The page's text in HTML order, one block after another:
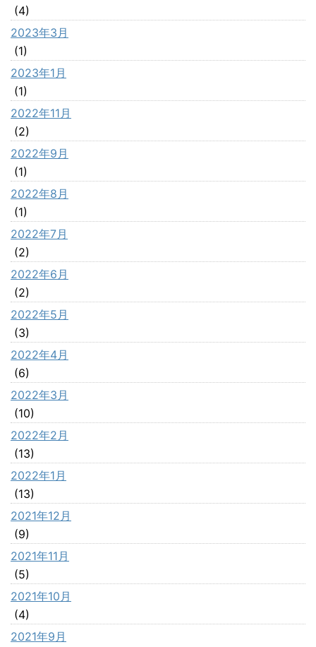
(4)
2023年3月
(1)
2023年1月
(1)
2022年11月
(2)
2022年9月
(1)
2022年8月
(1)
2022年7月
(2)
2022年6月
(2)
2022年5月
(3)
2022年4月
(6)
2022年3月
(10)
2022年2月
(13)
2022年1月
(13)
2021年12月
(9)
2021年11月
(5)
2021年10月
(4)
2021年9月